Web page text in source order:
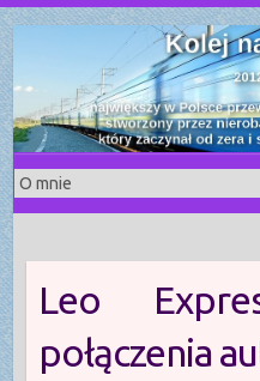
S
k
i
p
t
o
c
o
n
t
e
n
t
Leo
połączenia